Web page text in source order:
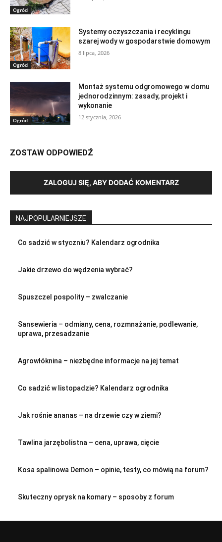
Ogród
Ogród
Systemy oczyszczania i recyklingu
szarej wody w gospodarstwie domowym
8 lipca, 2026
Ogród
Montaż systemu odgromowego w domu
jednorodzinnym: zasady, projekt i
wykonanie
12 stycznia, 2026
ZOSTAW ODPOWIEDŹ
ZALOGUJ SIĘ, ABY DODAĆ KOMENTARZ
NAJPOPULARNIEJSZE
Co sadzić w styczniu? Kalendarz ogrodnika
Jakie drzewo do wędzenia wybrać?
Spuszczel pospolity – zwalczanie
Sansewieria – odmiany, cena, rozmnażanie, podlewanie,
uprawa, przesadzanie
Agrowłóknina – niezbędne informacje na jej temat
Co sadzić w listopadzie? Kalendarz ogrodnika
Jak rośnie ananas – na drzewie czy w ziemi?
Tawlina jarzębolistna – cena, uprawa, cięcie
Kosa spalinowa Demon – opinie, testy, co mówią na forum?
Skuteczny oprysk na komary – sposoby z forum